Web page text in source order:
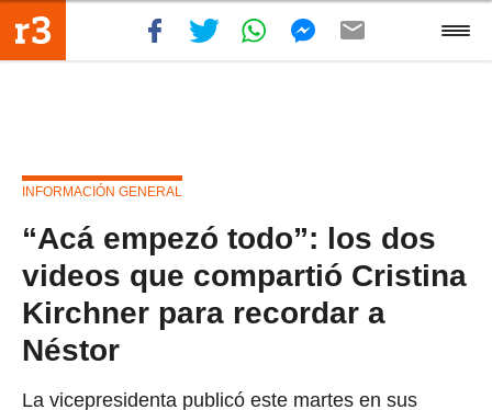
INFORMACIÓN GENERAL
“Acá empezó todo”: los dos
videos que compartió Cristina
Kirchner para recordar a
Néstor
La vicepresidenta publicó este martes en sus